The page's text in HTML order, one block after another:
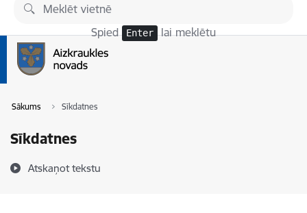
Pāriet uz lapas saturu
Spied Enter lai meklētu
Sākums Sīkdatnes
Sīkdatnes
Atskaņot tekstu